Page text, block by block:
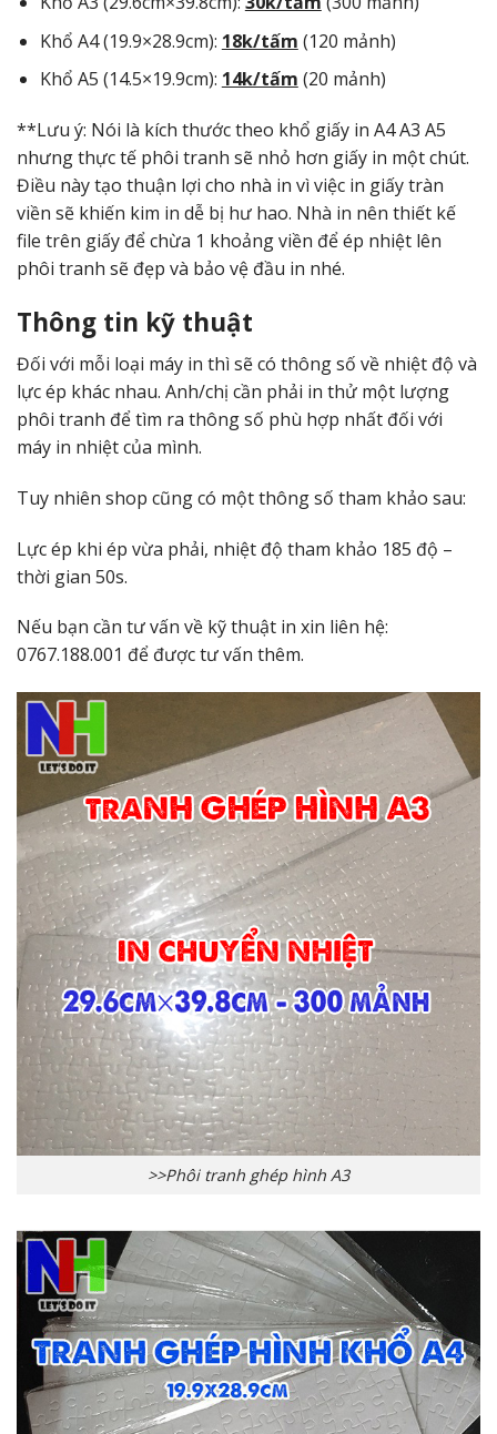
Khổ A4 (19.9×28.9cm): 18k/tấm (120 mảnh)
Khổ A5 (14.5×19.9cm): 14k/tấm (20 mảnh)
**Lưu ý: Nói là kích thước theo khổ giấy in A4 A3 A5
nhưng thực tế phôi tranh sẽ nhỏ hơn giấy in một chút.
Điều này tạo thuận lợi cho nhà in vì việc in giấy tràn
viền sẽ khiến kim in dễ bị hư hao. Nhà in nên thiết kế
file trên giấy để chừa 1 khoảng viền để ép nhiệt lên
phôi tranh sẽ đẹp và bảo vệ đầu in nhé.
Thông tin kỹ thuật
Đối với mỗi loại máy in thì sẽ có thông số về nhiệt độ và
lực ép khác nhau. Anh/chị cần phải in thử một lượng
phôi tranh để tìm ra thông số phù hợp nhất đối với
máy in nhiệt của mình.
Tuy nhiên shop cũng có một thông số tham khảo sau:
Lực ép khi ép vừa phải, nhiệt độ tham khảo 185 độ –
thời gian 50s.
Nếu bạn cần tư vấn về kỹ thuật in xin liên hệ:
0767.188.001 để được tư vấn thêm.
>>Phôi tranh ghép hình A3